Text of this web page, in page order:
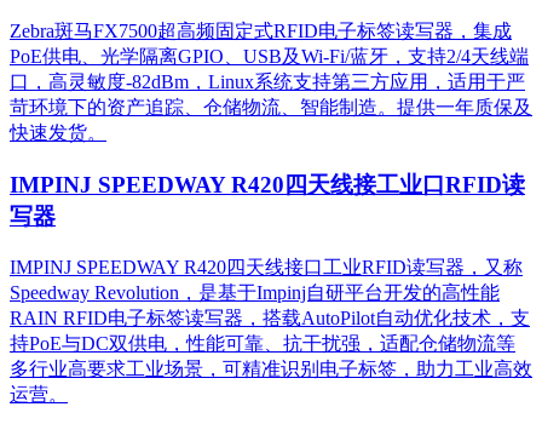
Zebra斑马FX7500超高频固定式RFID电子标签读写器，集成
PoE供电、光学隔离GPIO、USB及Wi-Fi/蓝牙，支持2/4天线端
口，高灵敏度-82dBm，Linux系统支持第三方应用，适用于严
苛环境下的资产追踪、仓储物流、智能制造。提供一年质保及
快速发货。
IMPINJ SPEEDWAY R420四天线接工业口RFID读
写器
IMPINJ SPEEDWAY R420四天线接口工业RFID读写器，又称
Speedway Revolution，是基于Impinj自研平台开发的高性能
RAIN RFID电子标签读写器，搭载AutoPilot自动优化技术，支
持PoE与DC双供电，性能可靠、抗干扰强，适配仓储物流等
多行业高要求工业场景，可精准识别电子标签，助力工业高效
运营。​